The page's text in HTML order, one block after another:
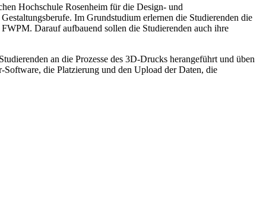
Hochschule Rosenheim für die Design- und
Im Grundstudium erlernen die Studierenden die
Darauf aufbauend sollen die Studierenden auch ihre
an die Prozesse des 3D-Drucks herangeführt und üben
die Platzierung und den Upload der Daten, die